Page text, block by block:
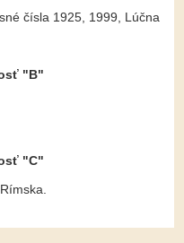
čísla 1925, 1999, Lúčna
"B"
"C"